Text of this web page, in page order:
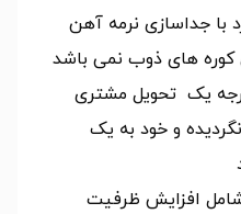
با جداسازی نرمه آهن
کوره های ذوب نمی باشد
یک تحویل مشتری
و خود به یک
افزایش ظرفیت